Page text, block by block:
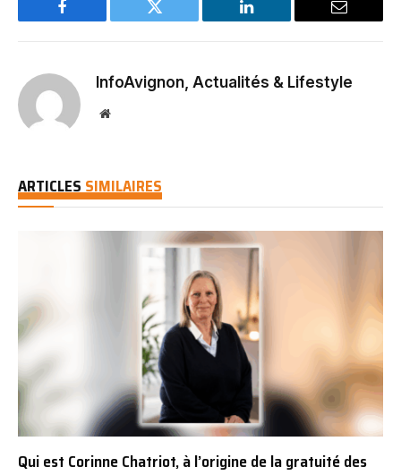
Facebook Twitter LinkedIn Email
InfoAvignon, Actualités & Lifestyle
Website
ARTICLES SIMILAIRES
Qui est Corinne Chatriot, à l’origine de la gratuité des